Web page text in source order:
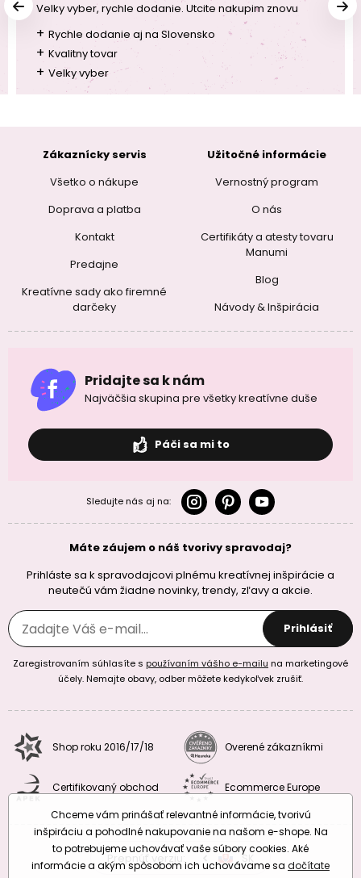
Velky vyber, rychle dodanie. Utcite nakupim znovu
+ Rychle dodanie aj na Slovensko
+ Kvalitny tovar
+ Velky vyber
Zákaznícky servis
Všetko o nákupe
Doprava a platba
Kontakt
Predajne
Kreatívne sady ako firemné
darčeky
Užitočné informácie
Vernostný program
O nás
Certifikáty a atesty tovaru
Manumi
Blog
Návody & Inšpirácia
Pridajte sa k nám
Najväčšia skupina pre všetky kreatívne duše
Páči sa mi to
Sledujte nás aj na:
Máte záujem o náš tvorivy spravodaj?
Prihláste sa k spravodajcovi plnému kreatívnej inšpirácie a
neutečú vám žiadne novinky, trendy, zľavy a akcie.
Prihlásiť
Zaregistrovaním súhlasíte s používaním vášho e-mailu na marketingové
účely. Nemajte obavy, odber môžete kedykoľvek zrušiť.
Shop roku 2016/17/18 Overené zákazníkmi
Certifikovaný obchod Ecommerce Europe
Prepnúť verziu: CZSK
Chceme vám prinášať relevantné informácie, tvorivú
inšpiráciu a pohodlné nakupovanie na našom e-shope. Na
to potrebujeme uchovávať vaše súbory cookies. Aké
informácie a akým spôsobom ich uchovávame sa dočítate